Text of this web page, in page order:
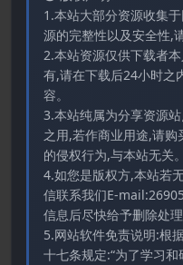
1.本站大部分资源收集
源的完整性以及安全性,
2.本站资源仅供下载者
有,请在下载后24小时之
容。
3.本站纯属为分享资源
之用,若作商业用途,请
的侵权行为,与本站无关。
4.如您是版权方,本站若
信联系我们E-
信息后尽快给予删除处
5.网站软件免责说明:根
十七条规定:“为了学习